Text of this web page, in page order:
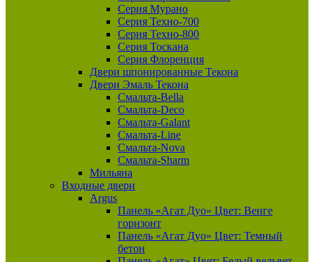
Серия Мурано
Серия Техно-700
Серия Техно-800
Серия Тоскана
Серия Флоренция
Двери шпонированные Текона
Двери Эмаль Текона
Смальта-Bella
Смальта-Deco
Смальта-Galant
Смальта-Line
Смальта-Nova
Смальта-Sharm
Мильяна
Входные двери
Argus
Панель «Агат Дуо» Цвет: Венге
горизонт
Панель «Агат Дуо» Цвет: Темный
бетон